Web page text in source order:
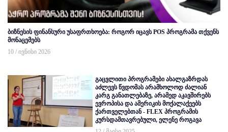
ბიზნესის ფინანსური უსაფრთხოება: როგორ იცავს POS პროგრამა თქვენს
მონაცემებს
10 / ივნისი 2026
გაცვლითი პროგრამები ახალგაზრდას
აძლევს წვდომას არამხოლოდ ძალიან
კარგ განათლებაზე, არამედ აკავშირებს
ევროპისა და ამერიკის მოქალაქეებს
ქართველებთან - FLEX პროგრამის
კურსდამთავრებული, ელენე როგავა